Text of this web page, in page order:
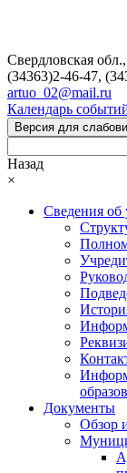
Свердловская
(34363)2-46-47,
artuo_02@mail.ru
Календарь
Версия для
Назад
×
Сведения об
Документы
Обзор